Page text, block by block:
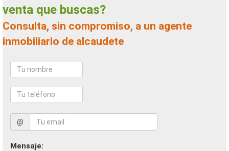
venta que buscas?
Consulta, sin compromiso, a un agente
inmobiliario de alcaudete
@
Mensaje: